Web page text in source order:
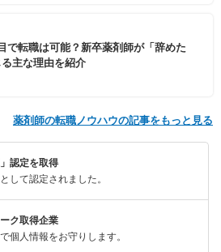
で転職は可能？新卒薬剤師が「辞めた
主な理由を紹介
薬剤師の転職ノウハウの記事をもっと見る
認定を取得
して認定されました。
ク取得企業
個人情報をお守りします。